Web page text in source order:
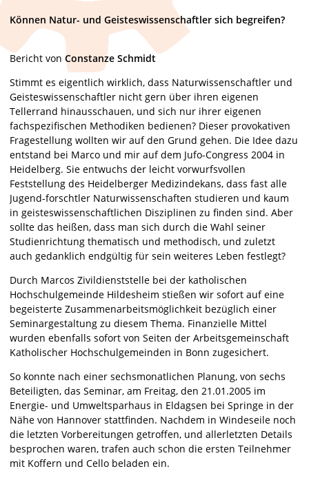
Können Natur- und Geisteswissenschaftler sich begreifen?
Bericht von Constanze Schmidt
Stimmt es eigentlich wirklich, dass Naturwissenschaftler und
Geisteswissenschaftler nicht gern über ihren eigenen
Tellerrand hinausschauen, und sich nur ihrer eigenen
fachspezifischen Methodiken bedienen? Dieser provokativen
Fragestellung wollten wir auf den Grund gehen. Die Idee dazu
entstand bei Marco und mir auf dem Jufo-Congress 2004 in
Heidelberg. Sie entwuchs der leicht vorwurfsvollen
Feststellung des Heidelberger Medizindekans, dass fast alle
Jugend-forschtler Naturwissenschaften studieren und kaum
in geisteswissenschaftlichen Disziplinen zu finden sind. Aber
sollte das heißen, dass man sich durch die Wahl seiner
Studienrichtung thematisch und methodisch, und zuletzt
auch gedanklich endgültig für sein weiteres Leben festlegt?
Durch Marcos Zivildienststelle bei der katholischen
Hochschulgemeinde Hildesheim stießen wir sofort auf eine
begeisterte Zusammenarbeitsmöglichkeit bezüglich einer
Seminargestaltung zu diesem Thema. Finanzielle Mittel
wurden ebenfalls sofort von Seiten der Arbeitsgemeinschaft
Katholischer Hochschulgemeinden in Bonn zugesichert.
So konnte nach einer sechsmonatlichen Planung, von sechs
Beteiligten, das Seminar, am Freitag, den 21.01.2005 im
Energie- und Umweltsparhaus in Eldagsen bei Springe in der
Nähe von Hannover stattfinden. Nachdem in Windeseile noch
die letzten Vorbereitungen getroffen, und allerletzten Details
besprochen waren, trafen auch schon die ersten Teilnehmer
mit Koffern und Cello beladen ein.